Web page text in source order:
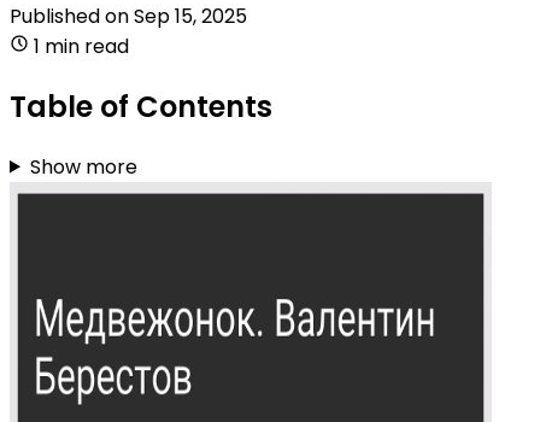
Published onSep 15, 2025
1 min read
Table of Contents
Show more